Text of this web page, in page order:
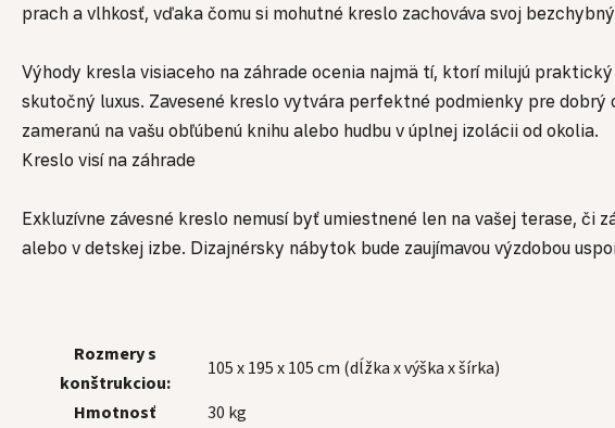
prach a vlhkosť, vďaka čomu si mohutné kreslo zachováva svoj
Výhody kresla visiaceho na záhrade ocenia najmä tí, ktorí milujú
skutočný luxus. Zavesené kreslo vytvára perfektné podmienky pre
zameranú na vašu obľúbenú knihu alebo hudbu v úplnej izolácii od okolia.
Kreslo visí na záhrade
Exkluzívne závesné kreslo nemusí byť umiestnené len na vašej terase,
alebo v detskej izbe. Dizajnérsky nábytok bude zaujímavou výzdobou
Rozmery s
konštrukciou:
105 x 195 x 105 cm (dĺžka x výška x šírka)
Hmotnosť
30 kg